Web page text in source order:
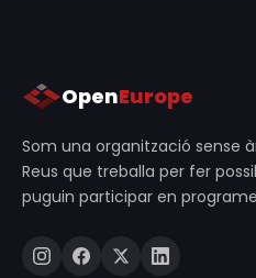
OpenEurope
Som una organització sense
Reus que treballa per fer
puguin participar en